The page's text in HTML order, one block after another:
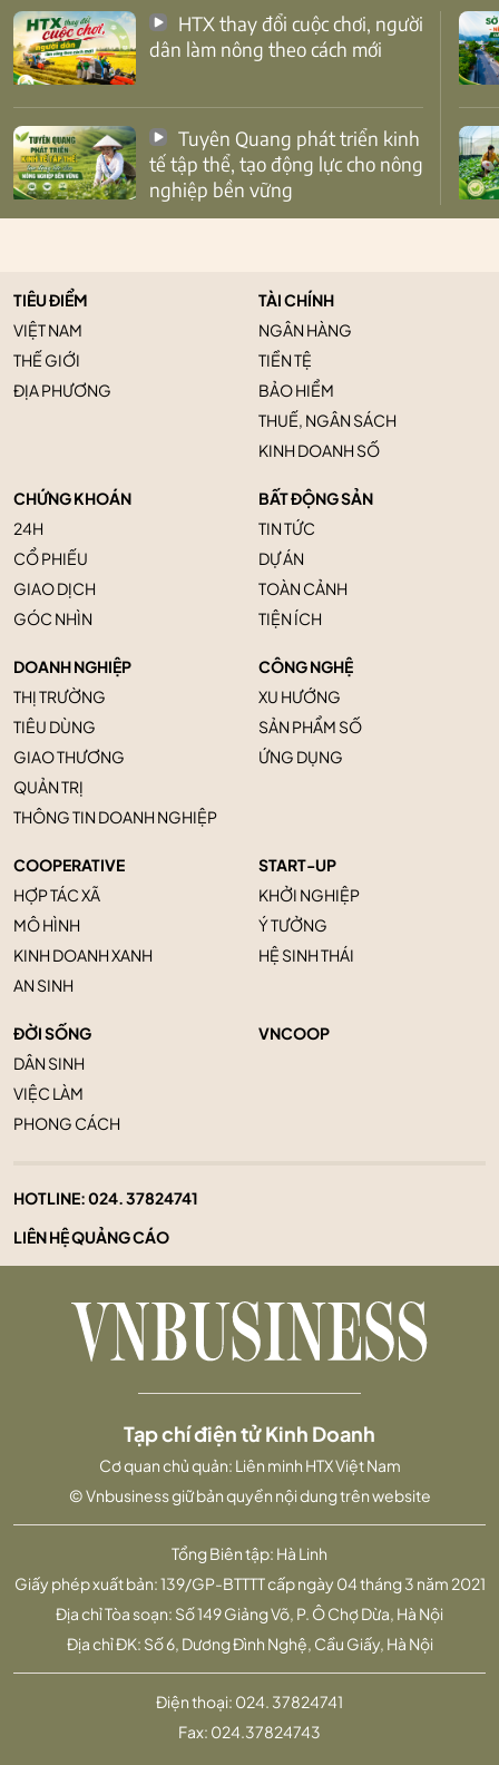
dân làm nông theo cách mới
tế tập thể, tạo động lực cho nông
nghiệp bền vững
TIÊU ĐIỂM
VIỆT NAM
THẾ GIỚI
ĐỊA PHƯƠNG
TÀI CHÍNH
NGÂN HÀNG
TIỀN TỆ
BẢO HIỂM
THUẾ, NGÂN SÁCH
KINH DOANH SỐ
CHỨNG KHOÁN
24H
CỔ PHIẾU
GIAO DỊCH
GÓC NHÌN
BẤT ĐỘNG SẢN
TIN TỨC
DỰ ÁN
TOÀN CẢNH
TIỆN ÍCH
DOANH NGHIỆP
THỊ TRƯỜNG
TIÊU DÙNG
GIAO THƯƠNG
QUẢN TRỊ
THÔNG TIN DOANH NGHIỆP
CÔNG NGHỆ
XU HƯỚNG
SẢN PHẨM SỐ
ỨNG DỤNG
COOPERATIVE
HỢP TÁC XÃ
MÔ HÌNH
KINH DOANH XANH
AN SINH
START-UP
KHỞI NGHIỆP
Ý TƯỞNG
HỆ SINH THÁI
ĐỜI SỐNG
DÂN SINH
VIỆC LÀM
PHONG CÁCH
VNCOOP
HOTLINE:024. 37824741
LIÊN HỆ QUẢNG CÁO
Tổng Biên tập: Hà Linh
Giấy phép xuất bản: 139/GP-BTTTT cấp ngày 04 tháng 3 năm 2021
Địa chỉ Tòa soạn: Số 149 Giảng Võ, P. Ô Chợ Dừa, Hà Nội
Địa chỉ ĐK: Số 6, Dương Đình Nghệ, Cầu Giấy, Hà Nội
Tạp chí điện tử Kinh Doanh
Cơ quan chủ quản: Liên minh HTX Việt Nam
© Vnbusiness giữ bản quyền nội dung trên website
Điện thoại: 024. 37824741
Fax: 024.37824743